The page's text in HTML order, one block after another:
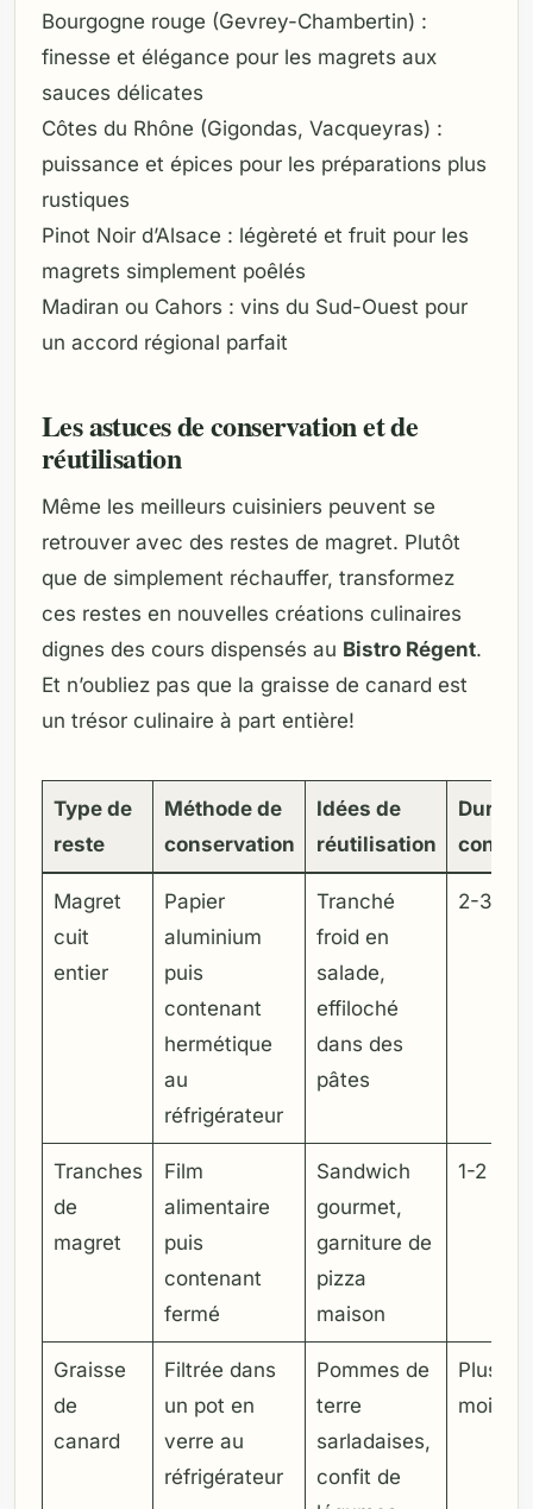
Bourgogne rouge (Gevrey-Chambertin) :
finesse et élégance pour les magrets aux
sauces délicates
Côtes du Rhône (Gigondas, Vacqueyras) :
puissance et épices pour les préparations plus
rustiques
Pinot Noir d’Alsace : légèreté et fruit pour les
magrets simplement poêlés
Madiran ou Cahors : vins du Sud-Ouest pour
un accord régional parfait
Les astuces de conservation et de
réutilisation
Même les meilleurs cuisiniers peuvent se
retrouver avec des restes de magret. Plutôt
que de simplement réchauffer, transformez
ces restes en nouvelles créations culinaires
dignes des cours dispensés au Bistro Régent.
Et n’oubliez pas que la graisse de canard est
un trésor culinaire à part entière!
Type de
reste
Méthode de
conservation
Idées de
réutilisation
Durée
Magret
cuit
entier
Papier
aluminium
puis
contenant
hermétique
au
réfrigérateur
Tranché
froid en
salade,
effiloché
dans des
pâtes
2-3
Tranches
de
magret
Film
alimentaire
puis
contenant
fermé
Sandwich
gourmet,
garniture de
pizza
maison
1-2
Graisse
de
canard
Filtrée dans
un pot en
verre au
réfrigérateur
Pommes de
terre
sarladaises,
confit de
mois